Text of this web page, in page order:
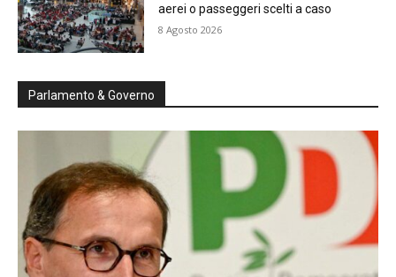
aerei o passeggeri scelti a caso
8 Agosto 2026
Parlamento & Governo